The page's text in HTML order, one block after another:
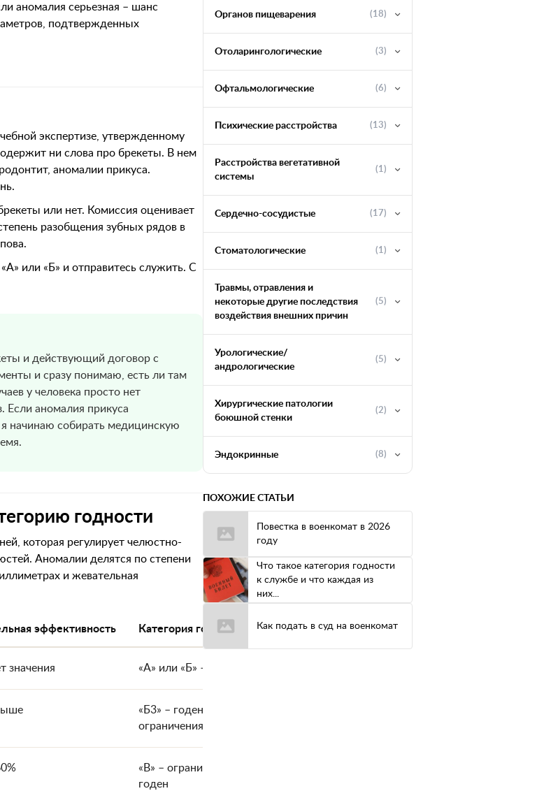
аномалия серьезная – шанс
подтвержденных
экспертизе, утвержденному
ни слова про брекеты. В нем
аномалии прикуса.
или нет. Комиссия оценивает
разобщения зубных рядов в
или «Б» и отправитесь служить. С
и действующий договор с
и сразу понимаю, есть ли там
у человека просто нет
Если аномалия прикуса
я начинаю собирать медицинскую
годности
которая регулирует челюстно-
Аномалии делятся по степени
и жевательная
эффективность Категория годности
значения «А» или «Б» – годен
«Б3» – годен с
ограничениями
«В» – ограниченно
годен
Органов пищеварения (18)
Отоларингологические (3)
Офтальмологические (6)
Психические расстройства (13)
Расстройства вегетативной
системы
(1)
Сердечно-сосудистые (17)
Стоматологические (1)
Травмы, отравления и
некоторые другие последствия
воздействия внешних причин
(5)
Урологические/
андрологические
(5)
Хирургические патологии
боюшной стенки
(2)
Эндокринные (8)
ПОХОЖИЕ СТАТЬИ
Повестка в военкомат в 2026
году
Что такое категория годности
к службе и что каждая из
них...
Как подать в суд на военкомат